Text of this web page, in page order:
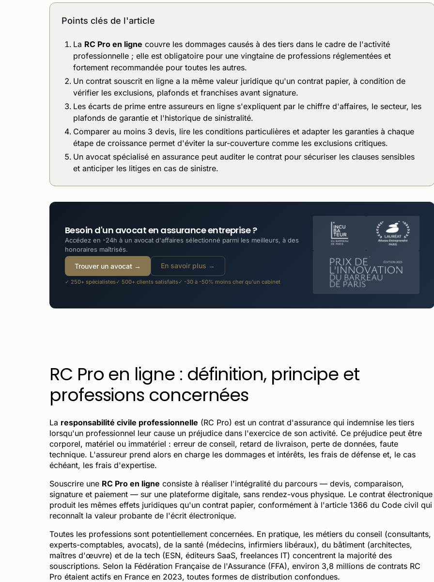
Points clés de l'article
La RC Pro en ligne couvre les dommages causés à des tiers dans le cadre de l'activité
professionnelle ; elle est obligatoire pour une vingtaine de professions réglementées et
fortement recommandée pour toutes les autres.
Un contrat souscrit en ligne a la même valeur juridique qu'un contrat papier, à condition de
vérifier les exclusions, plafonds et franchises avant signature.
Les écarts de prime entre assureurs en ligne s'expliquent par le chiffre d'affaires, le secteur, les
plafonds de garantie et l'historique de sinistralité.
Comparer au moins 3 devis, lire les conditions particulières et adapter les garanties à chaque
étape de croissance permet d'éviter la sur-couverture comme les exclusions critiques.
Un avocat spécialisé en assurance peut auditer le contrat pour sécuriser les clauses sensibles
et anticiper les litiges en cas de sinistre.
Besoin d'un avocat en assurance entreprise ?
Accédez en -24h à un avocat d'affaires sélectionné parmi les meilleurs, à des
honoraires maîtrisés.
Trouver un avocat → En savoir plus →
✓ 250+ spécialistes✓ 500+ clients satisfaits✓ -30 à -50% moins cher qu'un cabinet
RC Pro en ligne : définition, principe et
professions concernées
La responsabilité civile professionnelle (RC Pro) est un contrat d'assurance qui indemnise les tiers
lorsqu'un professionnel leur cause un préjudice dans l'exercice de son activité. Ce préjudice peut être
corporel, matériel ou immatériel : erreur de conseil, retard de livraison, perte de données, faute
technique. L'assureur prend alors en charge les dommages et intérêts, les frais de défense et, le cas
échéant, les frais d'expertise.
Souscrire une RC Pro en ligne consiste à réaliser l'intégralité du parcours — devis, comparaison,
signature et paiement — sur une plateforme digitale, sans rendez-vous physique. Le contrat électronique
produit les mêmes effets juridiques qu'un contrat papier, conformément à l'article 1366 du Code civil qui
reconnaît la valeur probante de l'écrit électronique.
Toutes les professions sont potentiellement concernées. En pratique, les métiers du conseil (consultants,
experts-comptables, avocats), de la santé (médecins, infirmiers libéraux), du bâtiment (architectes,
maîtres d'œuvre) et de la tech (ESN, éditeurs SaaS, freelances IT) concentrent la majorité des
souscriptions. Selon la Fédération Française de l'Assurance (FFA), environ 3,8 millions de contrats RC
Pro étaient actifs en France en 2023, toutes formes de distribution confondues.